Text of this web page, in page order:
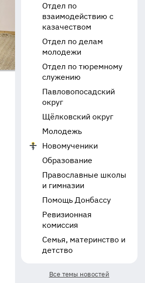
Отдел по
взаимодействию с
казачеством
Отдел по делам
молодежи
Отдел по тюремному
служению
Павловопосадский
округ
Щёлковский округ
Молодежь
Новомученики
Образование
Православные школы
и гимназии
Помощь Донбассу
Ревизионная
комиссия
Семья, материнство и
детство
Все темы новостей